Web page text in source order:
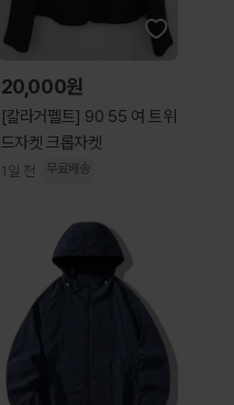
20,000원
[칼라거펠트] 90 55 여 트위
드자켓 크롭자켓
1일 전 무료배송